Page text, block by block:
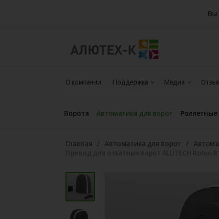
О компании Поддержка Медиа
Ворота Автоматика для ворот
Главная Автоматика для ворот
Вы